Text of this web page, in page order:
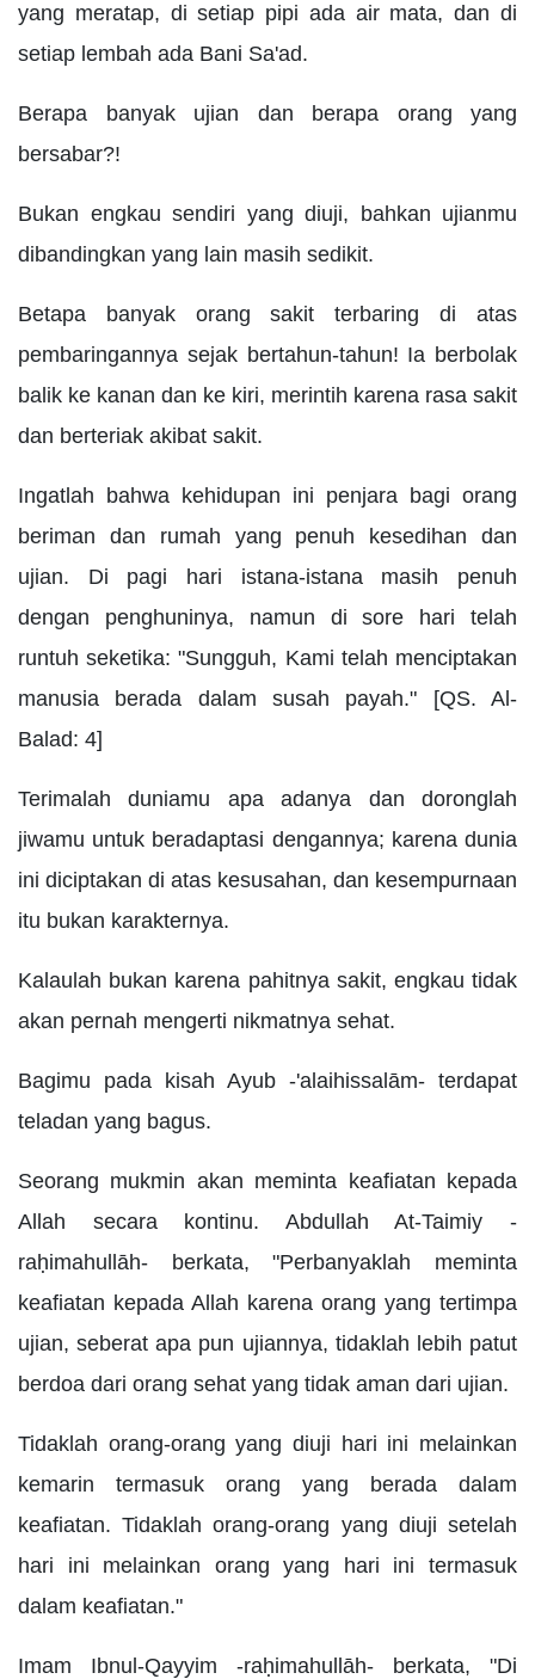
yang meratap, di setiap pipi ada air mata, dan di
setiap lembah ada Bani Sa'ad.
Berapa banyak ujian dan berapa orang yang
bersabar?!
Bukan engkau sendiri yang diuji, bahkan ujianmu
dibandingkan yang lain masih sedikit.
Betapa banyak orang sakit terbaring di atas
pembaringannya sejak bertahun-tahun! Ia berbolak
balik ke kanan dan ke kiri, merintih karena rasa sakit
dan berteriak akibat sakit.
Ingatlah bahwa kehidupan ini penjara bagi orang
beriman dan rumah yang penuh kesedihan dan
ujian. Di pagi hari istana-istana masih penuh
dengan penghuninya, namun di sore hari telah
runtuh seketika: "Sungguh, Kami telah menciptakan
manusia berada dalam susah payah." [QS. Al-
Balad: 4]
Terimalah duniamu apa adanya dan doronglah
jiwamu untuk beradaptasi dengannya; karena dunia
ini diciptakan di atas kesusahan, dan kesempurnaan
itu bukan karakternya.
Kalaulah bukan karena pahitnya sakit, engkau tidak
akan pernah mengerti nikmatnya sehat.
Bagimu pada kisah Ayub -'alaihissalām- terdapat
teladan yang bagus.
Seorang mukmin akan meminta keafiatan kepada
Allah secara kontinu. Abdullah At-Taimiy -
raḥimahullāh- berkata, "Perbanyaklah meminta
keafiatan kepada Allah karena orang yang tertimpa
ujian, seberat apa pun ujiannya, tidaklah lebih patut
berdoa dari orang sehat yang tidak aman dari ujian.
Tidaklah orang-orang yang diuji hari ini melainkan
kemarin termasuk orang yang berada dalam
keafiatan. Tidaklah orang-orang yang diuji setelah
hari ini melainkan orang yang hari ini termasuk
dalam keafiatan."
Imam Ibnul-Qayyim -raḥimahullāh- berkata, "Di